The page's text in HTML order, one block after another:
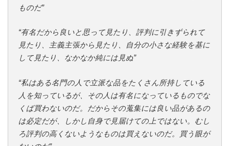
ものだ”
“有名だから良いと思って見たり、評判に引きずられて
見たり、主義主張から見たり、自分の小さな経験を基に
して見たり、なかなか純には見ぬ”
“私はある名門の人で立派な品をたくさん所持している
人を知っているが、その人は有名になっているものでな
くば買わないのだ。だからその蒐集には良い品があるの
は必定だが、しかし自身で見届けての上ではない。むし
ろ評判の高くないようなものは買えないのだ。買う眼が